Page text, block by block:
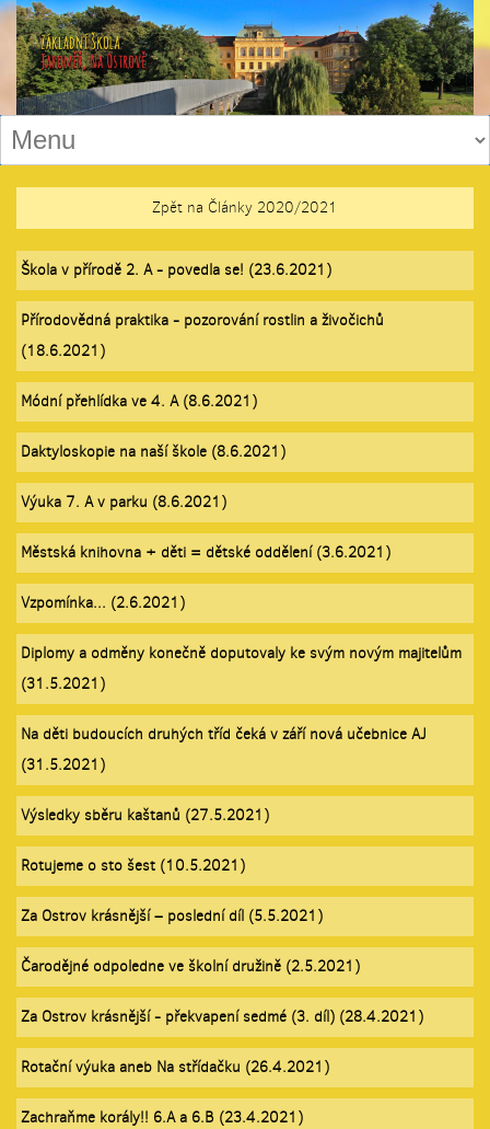
Zpět na Články 2020/2021
Škola v přírodě 2. A - povedla se! (23.6.2021)
Přírodovědná praktika - pozorování rostlin a živočichů
(18.6.2021)
Módní přehlídka ve 4. A (8.6.2021)
Daktyloskopie na naší škole (8.6.2021)
Výuka 7. A v parku (8.6.2021)
Městská knihovna + děti = dětské oddělení (3.6.2021)
Vzpomínka... (2.6.2021)
Diplomy a odměny konečně doputovaly ke svým novým majitelům
(31.5.2021)
Na děti budoucích druhých tříd čeká v září nová učebnice AJ
(31.5.2021)
Výsledky sběru kaštanů (27.5.2021)
Rotujeme o sto šest (10.5.2021)
Za Ostrov krásnější – poslední díl (5.5.2021)
Čarodějné odpoledne ve školní družině (2.5.2021)
Za Ostrov krásnější - překvapení sedmé (3. díl) (28.4.2021)
Rotační výuka aneb Na střídačku (26.4.2021)
Zachraňme korály!! 6.A a 6.B (23.4.2021)